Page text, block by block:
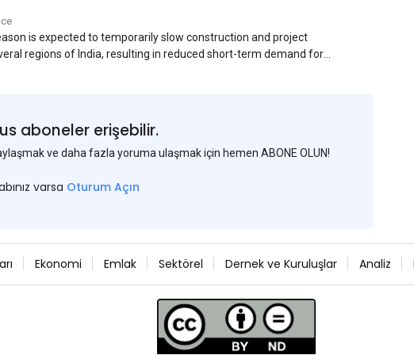
is expected to temporarily slow construction and project
regions of India, resulting in reduced short-term demand for
aboneler erişebilir.
ve daha fazla yoruma ulaşmak için hemen ABONE OLUN!
varsa Oturum Açın
Ekonomi Emlak Sektörel Dernek ve Kuruluşlar Analiz